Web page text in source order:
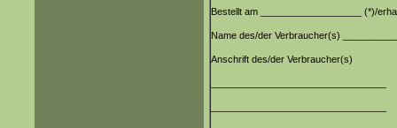
Bestellt am ___________________ (*)/
Name des/der Verbraucher(s)
Anschrift des/der Verbraucher(s)